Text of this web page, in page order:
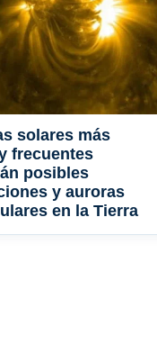
solares más
frecuentes
posibles
y auroras
en la Tierra